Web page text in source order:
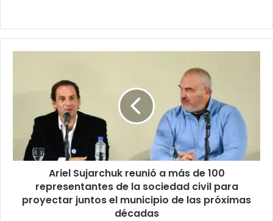
Ariel Sujarchuk reunió a más de 100
representantes de la sociedad civil para
proyectar juntos el municipio de las próximas
décadas